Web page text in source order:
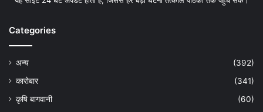
Categories
अन्य
(392)
कारोबार
(341)
कृषि बागवानी
(60)